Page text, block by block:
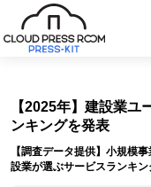
【2025年】建設業ユ
ンキングを発表
【調査データ提供】小規模
設業が選ぶサービスランキン